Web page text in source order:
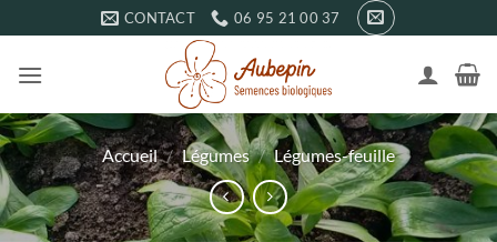
au
contenu
CONTACT 06 95 21 00 37
Accueil / Légumes / Légumes-feuille